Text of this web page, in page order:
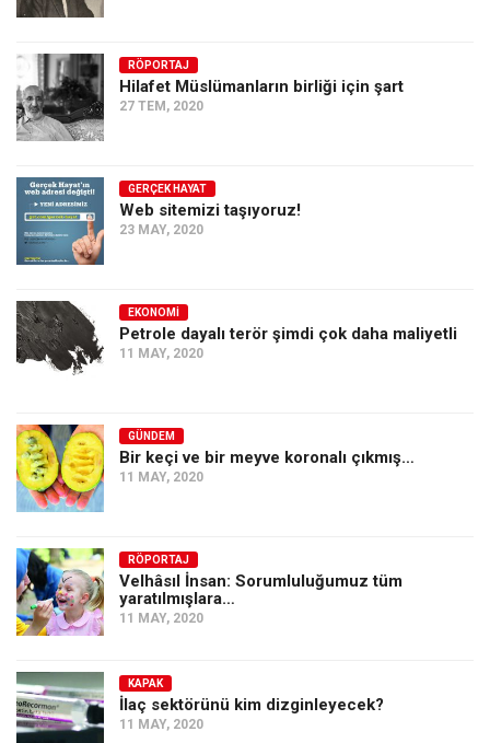
RÖPORTAJ
Hilafet Müslümanların birliği için şart
27 TEM, 2020
GERÇEK HAYAT
Web sitemizi taşıyoruz!
23 MAY, 2020
EKONOMI
Petrole dayalı terör şimdi çok daha maliyetli
11 MAY, 2020
GÜNDEM
Bir keçi ve bir meyve koronalı çıkmış…
11 MAY, 2020
RÖPORTAJ
Velhâsıl İnsan: Sorumluluğumuz tüm
yaratılmışlara…
11 MAY, 2020
KAPAK
İlaç sektörünü kim dizginleyecek?
11 MAY, 2020